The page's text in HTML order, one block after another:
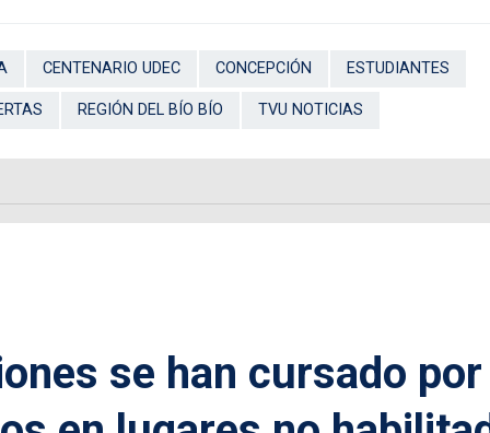
CENTENARIO UDEC CONCEPCIÓN ESTUDIANTES
REGIÓN DEL BÍO BÍO TVU NOTICIAS
se han cursado por